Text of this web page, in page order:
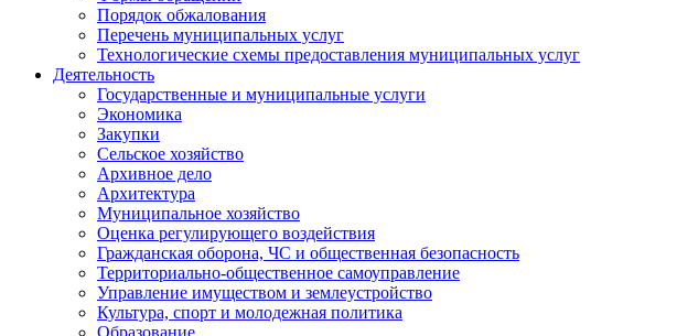
Порядок обжалования
Перечень муниципальных услуг
Технологические схемы предоставления муниципальных услуг
Деятельность
Государственные и муниципальные услуги
Экономика
Закупки
Сельское хозяйство
Архивное дело
Архитектура
Муниципальное хозяйство
Оценка регулирующего воздействия
Гражданская оборона, ЧС и общественная безопасность
Территориально-общественное самоуправление
Управление имуществом и землеустройство
Культура, спорт и молодежная политика